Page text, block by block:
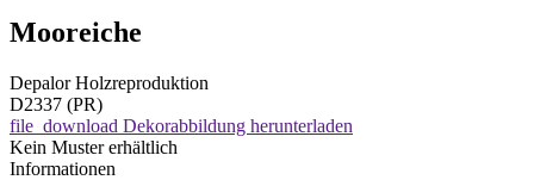
Mooreiche
Depalor Holzreproduktion
D2337 (PR)
file_download Dekorabbildung herunterladen
Kein Muster erhältlich
Informationen